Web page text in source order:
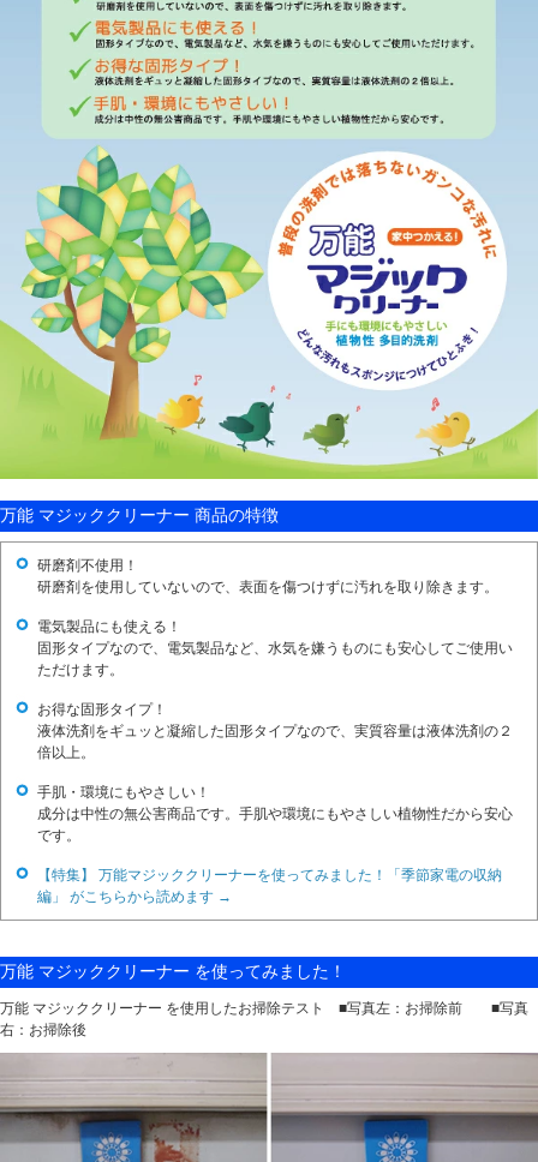
万能 マジッククリーナー 商品の特徴
研磨剤不使用！
研磨剤を使用していないので、表面を傷つけずに汚れを取り除きます。
電気製品にも使える！
固形タイプなので、電気製品など、水気を嫌うものにも安心してご使用い
ただけます。
お得な固形タイプ！
液体洗剤をギュッと凝縮した固形タイプなので、実質容量は液体洗剤の２
倍以上。
手肌・環境にもやさしい！
成分は中性の無公害商品です。手肌や環境にもやさしい植物性だから安心
です。
【特集】 万能マジッククリーナーを使ってみました！「季節家電の収納
編」 がこちらから読めます →
万能 マジッククリーナー を使ってみました！
万能 マジッククリーナー を使用したお掃除テスト ■写真左：お掃除前 ■写真
右：お掃除後